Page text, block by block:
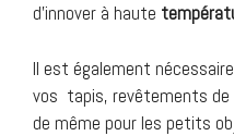
d’innover à haute
Il est également
vos tapis, revêtements de
de même pour les petits